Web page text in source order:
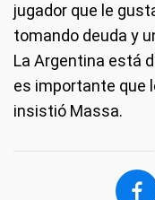
jugador que le
tomando deuda y
La Argentina está
es importante que
insistió Massa.